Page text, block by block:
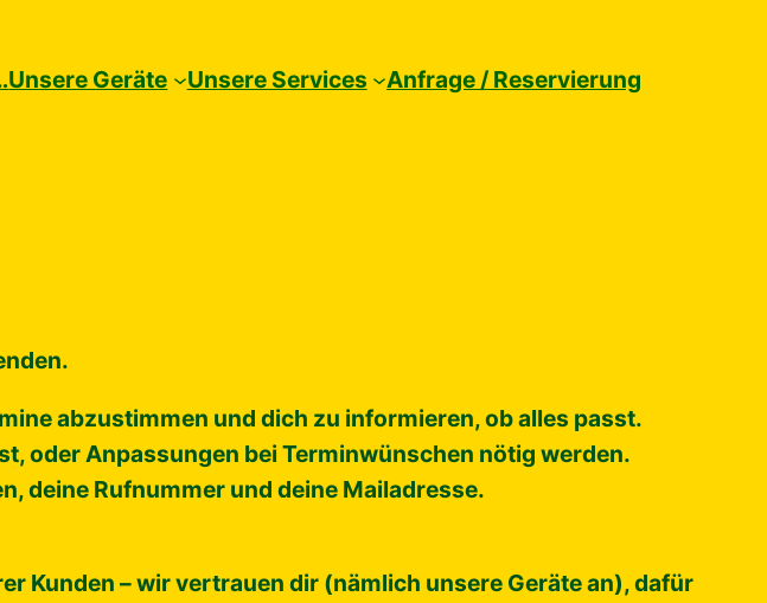
Unsere Geräte Unsere Services Anfrage / Reservierung
abzustimmen und dich zu informieren, ob alles passt.
oder Anpassungen bei Terminwünschen nötig werden.
deine Rufnummer und deine Mailadresse.
Kunden – wir vertrauen dir (nämlich unsere Geräte an), dafür